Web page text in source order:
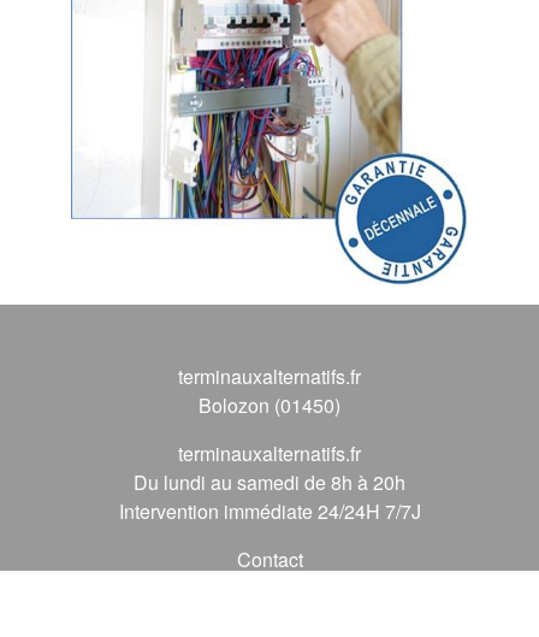
terminauxalternatifs.fr
Bolozon (01450)
terminauxalternatifs.fr
Du lundi au samedi de 8h à 20h
Intervention immédiate 24/24H 7/7J
Contact